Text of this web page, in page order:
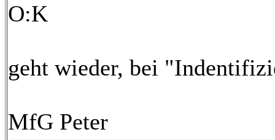
O:K
geht wieder, bei
MfG Peter